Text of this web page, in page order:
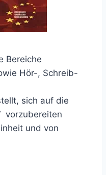
Bereiche
Hör-, Schreib-
sich auf die
vorzubereiten
und von